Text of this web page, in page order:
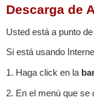
Descarga de
Usted está a punto
Si está usando
1. Haga click en la
2. En el menú que se